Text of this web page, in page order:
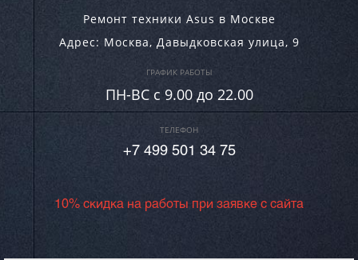
Ремонт техники Asus в Москве
Адрес: Москва, Давыдковская улица, 9
ГРАФИК РАБОТЫ
ПН-ВC c 9.00 до 22.00
ТЕЛЕФОН
+7 499 501 34 75
10% скидка на работы при заявке с сайта